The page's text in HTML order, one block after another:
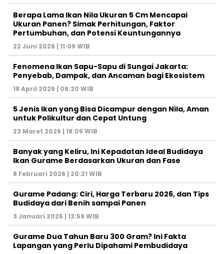
Berapa Lama Ikan Nila Ukuran 5 Cm Mencapai
Ukuran Panen? Simak Perhitungan, Faktor
Pertumbuhan, dan Potensi Keuntungannya
22 Juni 2026 | 11:09 WIB
Fenomena Ikan Sapu-Sapu di Sungai Jakarta:
Penyebab, Dampak, dan Ancaman bagi Ekosistem
18 April 2026 | 06:20 WIB
5 Jenis Ikan yang Bisa Dicampur dengan Nila, Aman
untuk Polikultur dan Cepat Untung
23 Maret 2026 | 18:05 WIB
Banyak yang Keliru, Ini Kepadatan Ideal Budidaya
Ikan Gurame Berdasarkan Ukuran dan Fase
8 Februari 2026 | 20:21 WIB
Gurame Padang: Ciri, Harga Terbaru 2026, dan Tips
Budidaya dari Benih sampai Panen
3 Januari 2026 | 13:59 WIB
Gurame Dua Tahun Baru 300 Gram? Ini Fakta
Lapangan yang Perlu Dipahami Pembudidaya